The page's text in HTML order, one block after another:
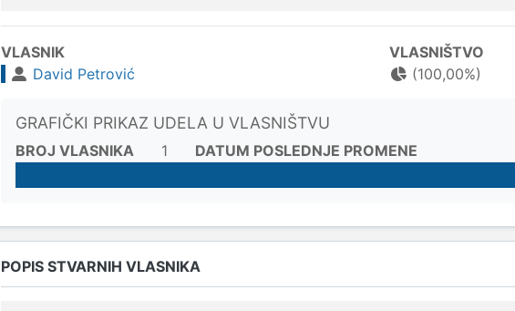
VLASNIK VLASNIŠTVO
David Petrović
(100,00%)
GRAFIČKI PRIKAZ UDELA U VLASNIŠTVU
BROJ VLASNIKA 1 DATUM POSLEDNJE PROMENE
POPIS STVARNIH VLASNIKA